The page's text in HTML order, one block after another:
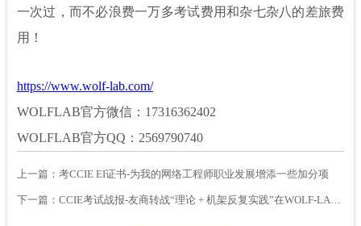
一次过，而不必浪费一万多考试费用和杂七杂八的差旅费
用！
https://www.wolf-lab.com/
WOLFLAB官方微信：17316362402
WOLFLAB官方QQ：2569790740
上一篇： 考CCIE EI证书-为我的网络工程师职业发展增添一些加分项
下一篇： CCIE考试战报-友商转战“理论 + 机架反复实践”在WOLF-LAB找到方向感